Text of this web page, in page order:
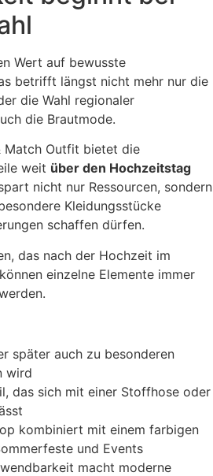
Wert auf bewusste
betrifft längst nicht mehr nur die
die Wahl regionaler
die Brautmode.
Match Outfit bietet die
weit über den Hochzeitstag
nicht nur Ressourcen, sondern
Kleidungsstücke
schaffen dürfen.
das nach der Hochzeit im
einzelne Elemente immer
später auch zu besonderen
wird
das sich mit einer Stoffhose oder
kombiniert mit einem farbigen
und Events
macht moderne